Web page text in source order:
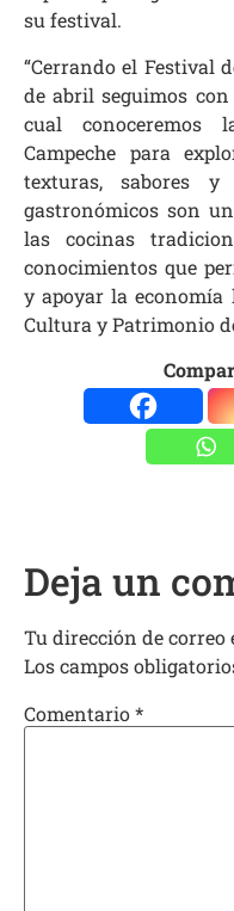
su festival.
“Cerrando el Festival
de abril seguimos
cual
Campeche para
texturas, sabores y
gastronómicos son
las cocinas
conocimientos que
y apoyar la economía
Cultura y Patrimonio
Deja un
Tu dirección de correo
Los campos
Comentario*